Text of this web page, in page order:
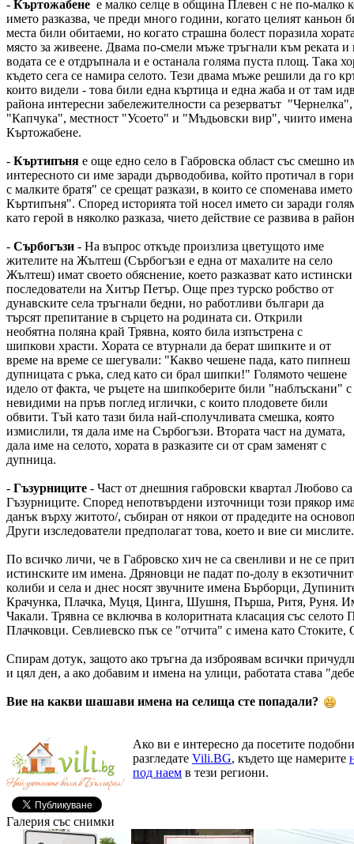
- Къртожабене е малко селце в община Плевен с не по-малко
името разказва, че преди много години, когато целият каньон
места били обитаеми, но когато страшна болест поразила
място за живеене. Двама по-смели мъже тръгнали към реката и
водата се е отдръпнала и е останала голяма пуста площ. Така
където сега се намира селото. Тези двама мъже решили да го
които видели - това били една къртица и една жаба и от там
района интересни забележителности са резерватът
"Капчука", местност "Усоето" и "Мъдьовски вир", чиито имена
Къртожабене.
- Къртипъня е още едно село в Габровска област със смешно
интересното си име заради дърводобива, който протичал в
с малките братя" се срещат разкази, в които се споменава
Къртипъня". Според историята той носел името си заради
като герой в няколко разказа, чието действие се развива в
- Сърбогъзи - На въпрос откъде произлиза цветущото име
жителите на Жълтеш (Сърбогъзи е една от махалите на село
Жълтеш) имат своето обяснение, което разказват като истински
последователи на Хитър Петър. Още през турско робство от
дунавските села тръгнали бедни, но работливи българи да
търсят препитание в сърцето на родината си. Открили
необятна поляна край Трявна, която била изпъстрена с
шипкови храсти. Хората се втурнали да берат шипките и от
време на време се шегували: "Какво чешене пада, като пипнеш
дупницата с ръка, след като си брал шипки!" Голямото чешене
идело от факта, че ръцете на шипкоберите били "наблъскани" с
невидими на пръв поглед иглички, с които плодовете били
обвити. Тъй като тази била най-сполучливата смешка, която
измислили, тя дала име на Сърбогъзи. Втората част на думата,
дала име на селото, хората в разказите си от срам заменят с
дупница.
- Гъзурниците - Част от днешния габровски квартал Любово
Гъзурниците. Според непотвърдени източници този прякор
данък върху житото/, събиран от някои от прадедите на
Други изследователи предполагат това, което и вие си мислите.
По всичко личи, че в Габровско хич не са свенливи и не се
истинските им имена. Дряновци не падат по-долу в
колиби и села и днес носят звучните имена Бърборци,
Крачунка, Плачка, Муця, Цинга, Шушня, Пърша, Ритя, Руня.
Чакали. Трявна се включва в колоритната класация със селото
Плачковци. Севлиевско пък се "отчита" с имена като
Спирам дотук, защото ако тръгна да изброявам всички
и цял ден, а ако добавим и имена на улици, работата става
Вие на какви шашави имена на селища сте попадали?
Ако ви е интересно да посетите
разгледате Vili.BG, където ще намерите
под наем в тези региони.
Галерия със снимки